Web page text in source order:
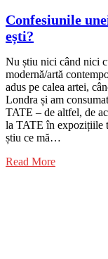
Confesiunile
ești?
Nu știu nici când nici
modernă/artă
adus pe calea artei,
Londra și am
TATE – de altfel, de
la TATE în expozițiile
știu ce mă…
Read More